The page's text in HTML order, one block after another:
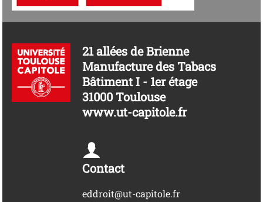
21 allées de Brienne
Manufacture des Tabacs
Bâtiment I - 1er étage
31000 Toulouse
www.ut-capitole.fr
Contact
eddroit@ut-capitole.fr